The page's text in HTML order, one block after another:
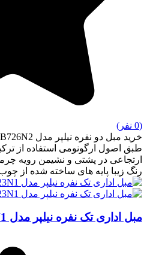
(0 نفر)
طبق اصول ارگونومی استفاده از
رنگ زیبا پایه های ساخته شده از
مبل اداری تک نفره نیلپر مدل FB823N1